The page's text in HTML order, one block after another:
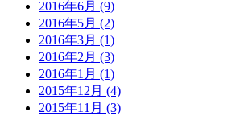
2016年6月 (9)
2016年5月 (2)
2016年3月 (1)
2016年2月 (3)
2016年1月 (1)
2015年12月 (4)
2015年11月 (3)